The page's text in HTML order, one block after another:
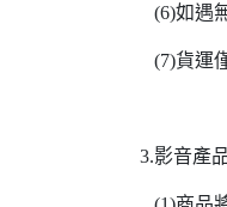
(6)如遇
(7)貨運
3.影音產